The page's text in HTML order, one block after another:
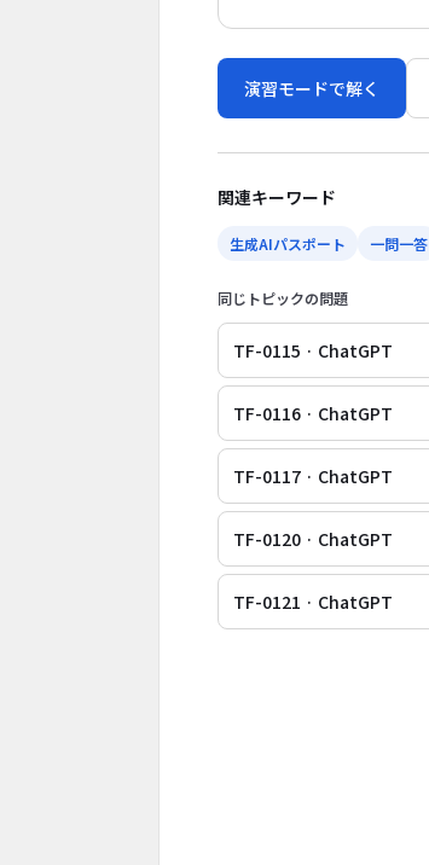
演習モードで解く
関連キーワード
生成AIパスポート 一問一答
同じトピックの問題
TF-0115 · ChatGPT
TF-0116 · ChatGPT
TF-0117 · ChatGPT
TF-0120 · ChatGPT
TF-0121 · ChatGPT